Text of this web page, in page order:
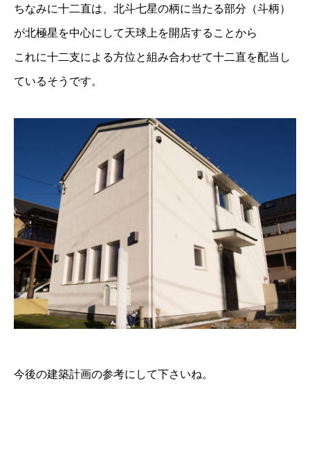
ちなみに十二直は、北斗七星の柄に当たる部分（斗柄）
が北極星を中心にして天球上を開店することから
これに十二支による方位と組み合わせて十二直を配当し
ているそうです。
今後の建築計画の参考にして下さいね。